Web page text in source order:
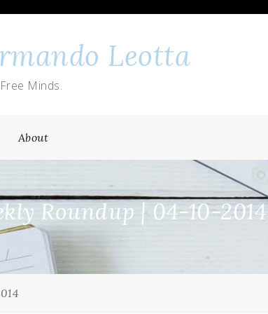
Leotta
Minds.
About
Roundup | 04-10-2014